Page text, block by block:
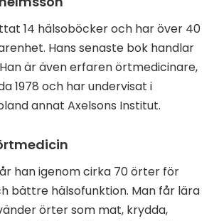
14 hälsoböcker och har över 40
Hans senaste bok handlar
är även erfaren örtmedicinare,
1978 och har undervisat i
annat Axelsons Institut.
han igenom cirka 70 örter för
bättre hälsofunktion. Man får lära
örter som mat, krydda,